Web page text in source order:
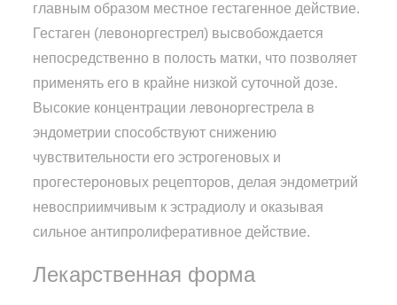
главным образом местное гестагенное действие.
Гестаген (левоноргестрел) высвобождается
непосредственно в полость матки, что позволяет
применять его в крайне низкой суточной дозе.
Высокие концентрации левоноргестрела в
эндометрии способствуют снижению
чувствительности его эстрогеновых и
прогестероновых рецепторов, делая эндометрий
невосприимчивым к эстрадиолу и оказывая
сильное антипролиферативное действие.
Лекарственная форма